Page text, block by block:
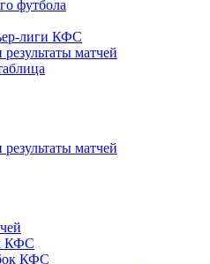
футбола
лиги КФС
матчей
матчей
КФС
КФС